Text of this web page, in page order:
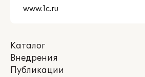
Каталог
Внедрения
Публикации